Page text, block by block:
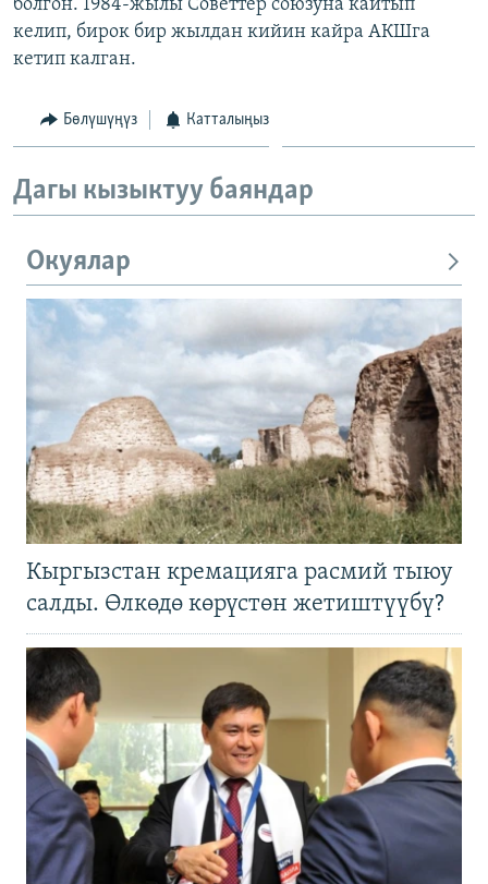
болгон. 1984-жылы Советтер союзуна кайтып
келип, бирок бир жылдан кийин кайра АКШга
кетип калган.
Бөлүшүңүз Катталыңыз
Дагы кызыктуу баяндар
Окуялар
Кыргызстан кремацияга расмий тыюу
салды. Өлкөдө көрүстөн жетиштүүбү?